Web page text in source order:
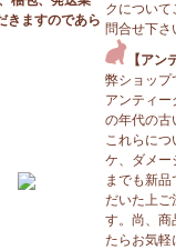
きますのであら
クについて
問合せ下さ
【アン
弊ショップ
アンティ
の年代の古
これらにつ
ケ、ダメー
までも新
だいた上ご
す。尚、商
たらお気軽